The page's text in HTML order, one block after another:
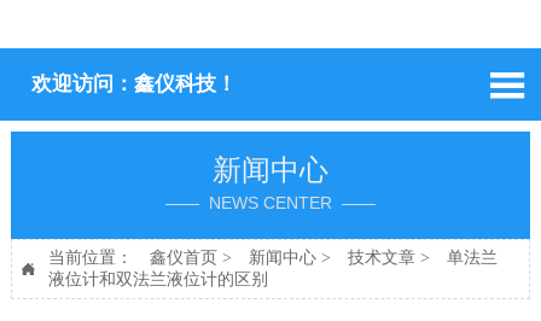
欢迎访问：鑫仪科技！ 
新闻中心
—— NEWS CENTER ——

当前位置： 鑫仪首页 > 新闻中心> 技术文章>
单法兰
液位计和双法兰液位计的区别